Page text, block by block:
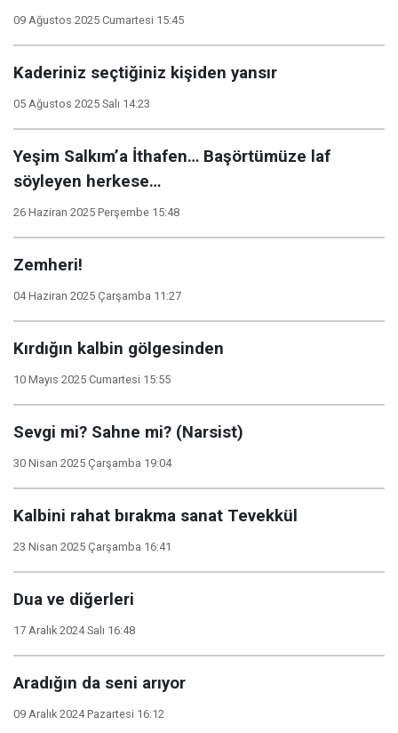
09 Ağustos 2025 Cumartesi 15:45
Kaderiniz seçtiğiniz kişiden yansır
05 Ağustos 2025 Salı 14:23
Yeşim Salkım’a İthafen… Başörtümüze laf
söyleyen herkese…
26 Haziran 2025 Perşembe 15:48
Zemheri!
04 Haziran 2025 Çarşamba 11:27
Kırdığın kalbin gölgesinden
10 Mayıs 2025 Cumartesi 15:55
Sevgi mi? Sahne mi? (Narsist)
30 Nisan 2025 Çarşamba 19:04
Kalbini rahat bırakma sanat Tevekkül
23 Nisan 2025 Çarşamba 16:41
Dua ve diğerleri
17 Aralık 2024 Salı 16:48
Aradığın da seni arıyor
09 Aralık 2024 Pazartesi 16:12